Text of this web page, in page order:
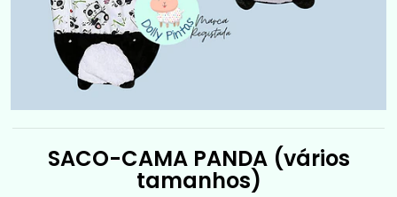
SACO-CAMA PANDA (vários
tamanhos)